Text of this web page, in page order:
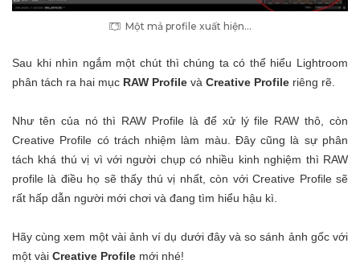
Một mả profile xuất hiện…
Sau khi nhìn ngắm một chút thì chúng ta có thể hiểu Lightroom
phân tách ra hai mục RAW Profile và Creative Profile riêng rẽ.
Như tên của nó thì RAW Profile là để xử lý file RAW thô, còn
Creative Profile có trách nhiệm làm màu. Đây cũng là sự phân
tách khá thú vị vì với người chụp có nhiều kinh nghiệm thì RAW
profile là điều họ sẽ thấy thú vị nhất, còn với Creative Profile sẽ
rất hấp dẫn người mới chơi và đang tìm hiểu hậu kì.
Hãy cùng xem một vài ảnh ví dụ dưới đây và so sánh ảnh gốc với
một vài Creative Profile mới nhé!